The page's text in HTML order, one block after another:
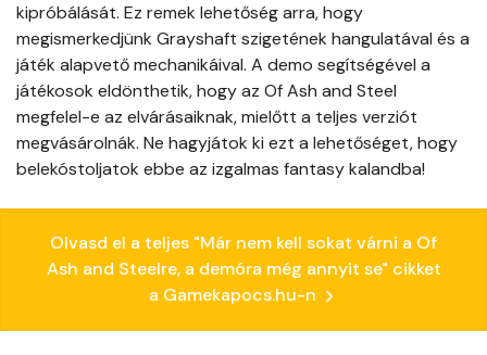
kipróbálását. Ez remek lehetőség arra, hogy
megismerkedjünk Grayshaft szigetének hangulatával és a
játék alapvető mechanikáival. A demo segítségével a
játékosok eldönthetik, hogy az Of Ash and Steel
megfelel-e az elvárásaiknak, mielőtt a teljes verziót
megvásárolnák. Ne hagyjátok ki ezt a lehetőséget, hogy
belekóstoljatok ebbe az izgalmas fantasy kalandba!
Olvasd el a teljes "Már nem kell sokat várni a Of
Ash and Steelre, a demóra még annyit se" cikket
a Gamekapocs.hu-n